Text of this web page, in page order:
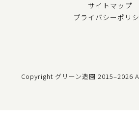
サイトマップ
プライバシーポリ
Copyright グリーン造園 2015–2026